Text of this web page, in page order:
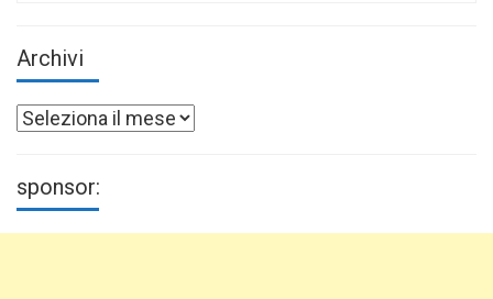
Archivi
Archivi
sponsor: